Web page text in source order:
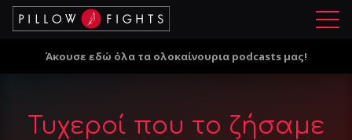
Μ
ο
Άκουσε εδώ όλα τα ολοκαίνουρια podcasts μας!
Τυχεροί που το ζήσαμε